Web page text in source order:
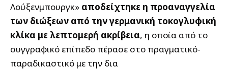
Λούξενμπουργκ» αποδείχτηκε η προαναγγελία
των διώξεων από την γερμανική τοκογλυφική
κλίκα με λεπτομερή ακρίβεια, η οποία από το
συγγραφικό επίπεδο πέρασε στο πραγματικό-
παραδικαστικό με την δια